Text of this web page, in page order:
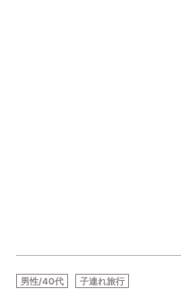
男性/40代 子連れ旅行